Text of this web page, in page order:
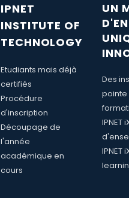
IPNET
INSTITUTE OF
TECHNOLOGY
Etudiants mais déjà
certifiés
Procédure
d'inscription
Découpage de
l'année
académique en
cours
UN
Des
pointe
IPNET
IPNET